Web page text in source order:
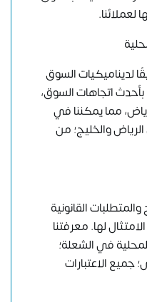
لعملائنا.
لديناميكيات السوق
بأحدث اتجاهات السوق،
مما يمكننا في
والخليج؛ من
القانونية
لها. معرفتنا
في الشعلة؛
جميع الاعتبارات